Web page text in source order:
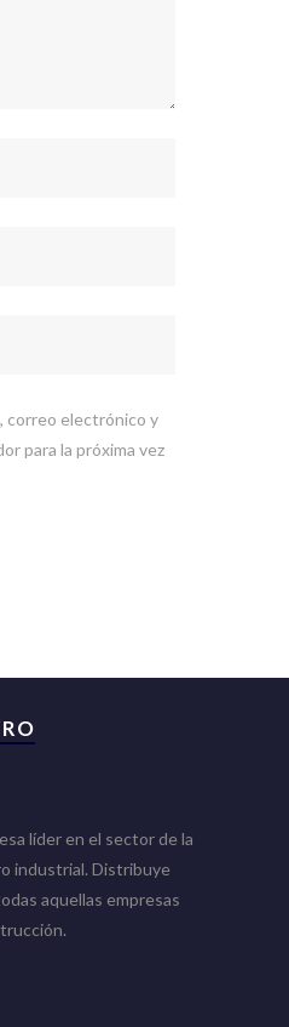
correo electrónico y
para la próxima vez
líder en el sector de la
industrial. Distribuye
aquellas empresas